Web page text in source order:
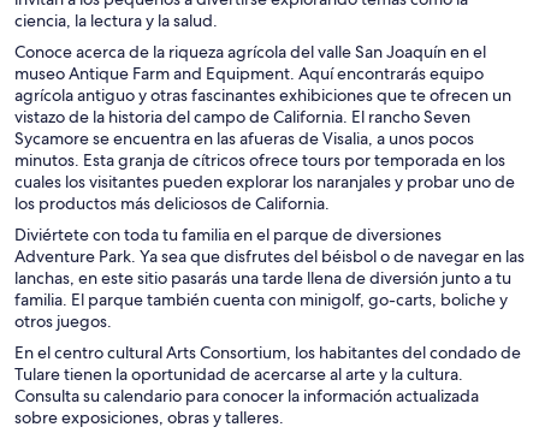
ciencia, la lectura y la salud.
Conoce acerca de la riqueza agrícola del valle San Joaquín en el
museo Antique Farm and Equipment. Aquí encontrarás equipo
agrícola antiguo y otras fascinantes exhibiciones que te ofrecen un
vistazo de la historia del campo de California. El rancho Seven
Sycamore se encuentra en las afueras de Visalia, a unos pocos
minutos. Esta granja de cítricos ofrece tours por temporada en los
cuales los visitantes pueden explorar los naranjales y probar uno de
los productos más deliciosos de California.
Diviértete con toda tu familia en el parque de diversiones
Adventure Park. Ya sea que disfrutes del béisbol o de navegar en las
lanchas, en este sitio pasarás una tarde llena de diversión junto a tu
familia. El parque también cuenta con minigolf, go-carts, boliche y
otros juegos.
En el centro cultural Arts Consortium, los habitantes del condado de
Tulare tienen la oportunidad de acercarse al arte y la cultura.
Consulta su calendario para conocer la información actualizada
sobre exposiciones, obras y talleres.